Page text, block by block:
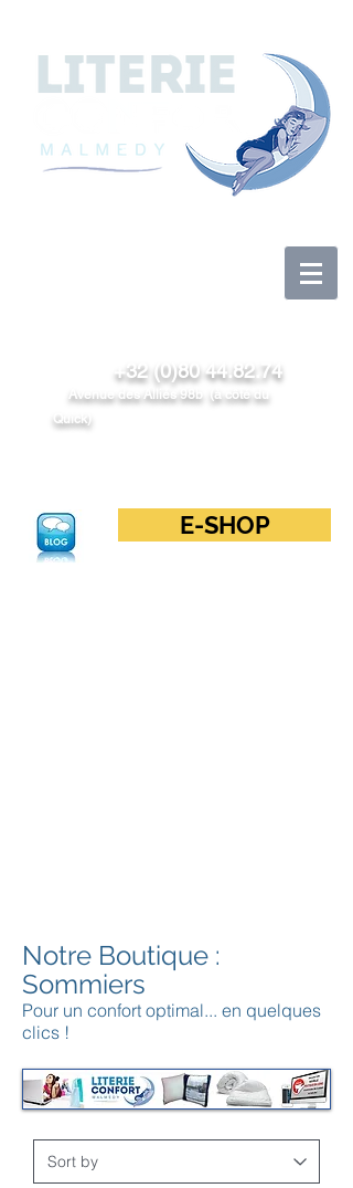
+32 (0)80 44.82.74
Avenue des Alliés 98b (à côté du
Quick)
E-SHOP
Notre Boutique :
Sommiers
Pour un confort optimal... en quelques
clics !